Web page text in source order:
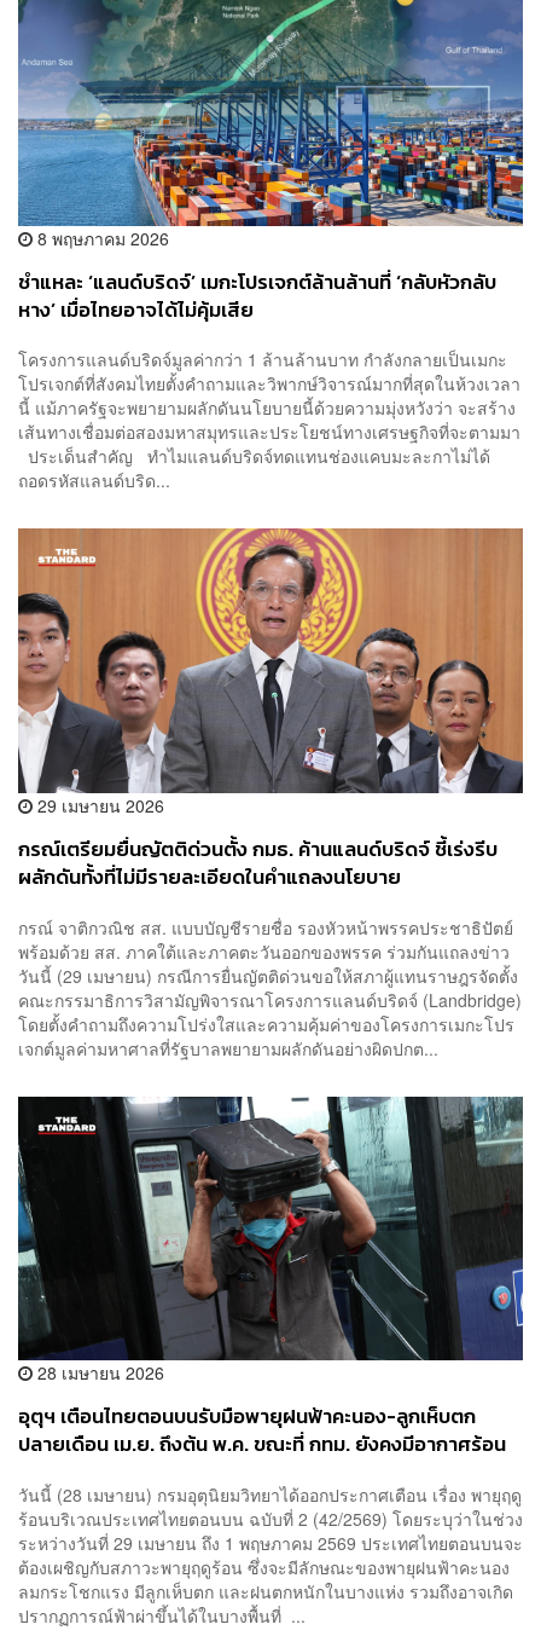
8 พฤษภาคม 2026
ชำแหละ ‘แลนด์บริดจ์’ เมกะโปรเจกต์ล้านล้านที่ ‘กลับหัวกลับ
หาง’ เมื่อไทยอาจได้ไม่คุ้มเสีย
โครงการแลนด์บริดจ์มูลค่ากว่า 1 ล้านล้านบาท กำลังกลายเป็นเมกะ
โปรเจกต์ที่สังคมไทยตั้งคำถามและวิพากษ์วิจารณ์มากที่สุดในห้วงเวลา
นี้ แม้ภาครัฐจะพยายามผลักดันนโยบายนี้ด้วยความมุ่งหวังว่า จะสร้าง
เส้นทางเชื่อมต่อสองมหาสมุทรและประโยชน์ทางเศรษฐกิจที่จะตามมา
ประเด็นสำคัญ ทำไมแลนด์บริดจ์ทดแทนช่องแคบมะละกาไม่ได้
ถอดรหัสแลนด์บริด...
29 เมษายน 2026
กรณ์เตรียมยื่นญัตติด่วนตั้ง กมธ. ค้านแลนด์บริดจ์ ชี้เร่งรีบ
ผลักดันทั้งที่ไม่มีรายละเอียดในคำแถลงนโยบาย
กรณ์ จาติกวณิช สส. แบบบัญชีรายชื่อ รองหัวหน้าพรรคประชาธิปัตย์
พร้อมด้วย สส. ภาคใต้และภาคตะวันออกของพรรค ร่วมกันแถลงข่าว
วันนี้ (29 เมษายน) กรณีการยื่นญัตติด่วนขอให้สภาผู้แทนราษฎรจัดตั้ง
คณะกรรมาธิการวิสามัญพิจารณาโครงการแลนด์บริดจ์ (Landbridge)
โดยตั้งคำถามถึงความโปร่งใสและความคุ้มค่าของโครงการเมกะโปร
เจกต์มูลค่ามหาศาลที่รัฐบาลพยายามผลักดันอย่างผิดปกต...
28 เมษายน 2026
อุตุฯ เตือนไทยตอนบนรับมือพายุฝนฟ้าคะนอง-ลูกเห็บตก
ปลายเดือน เม.ย. ถึงต้น พ.ค. ขณะที่ กทม. ยังคงมีอากาศร้อน
วันนี้ (28 เมษายน) กรมอุตุนิยมวิทยาได้ออกประกาศเตือน เรื่อง พายุฤดู
ร้อนบริเวณประเทศไทยตอนบน ฉบับที่ 2 (42/2569) โดยระบุว่าในช่วง
ระหว่างวันที่ 29 เมษายน ถึง 1 พฤษภาคม 2569 ประเทศไทยตอนบนจะ
ต้องเผชิญกับสภาวะพายุฤดูร้อน ซึ่งจะมีลักษณะของพายุฝนฟ้าคะนอง
ลมกระโชกแรง มีลูกเห็บตก และฝนตกหนักในบางแห่ง รวมถึงอาจเกิด
ปรากฏการณ์ฟ้าผ่าขึ้นได้ในบางพื้นที่ ...